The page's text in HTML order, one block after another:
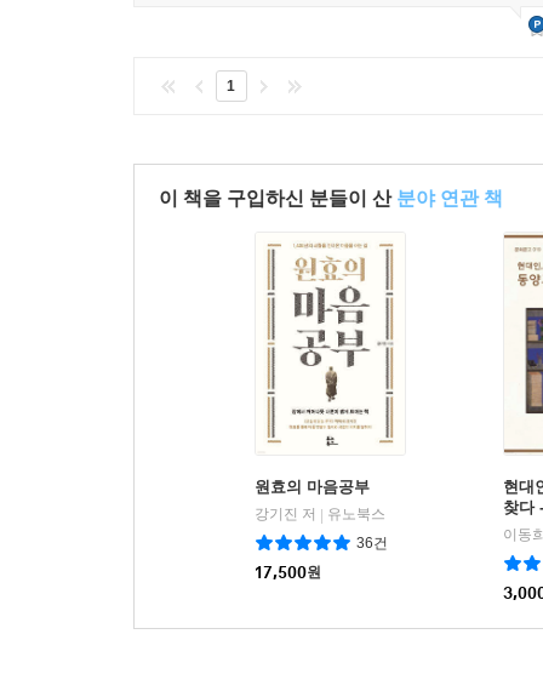
1
이 책을 구입하신 분들이 산 분야 연관 책
원효의 마음공부
강기진 저
유노북스
36건
17,500원
현대
찾다
이동